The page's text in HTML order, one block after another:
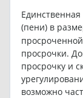
(пени) в
просрочки.
просрочку и
возможно